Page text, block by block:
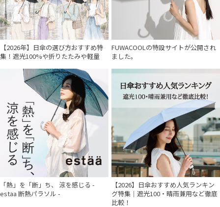
【2026年】日傘の選び方おすすめ特
集！遮光100%や折りたたみや軽量
FUWACOOLの特設サイトが公開され
ました。
「熱」を「断」ち、 涼を感じる -
estaa 断熱パラソル -
【2026】日傘おすすめ人気ランキン
グ特集｜遮光100・晴雨兼用など徹底
比較！